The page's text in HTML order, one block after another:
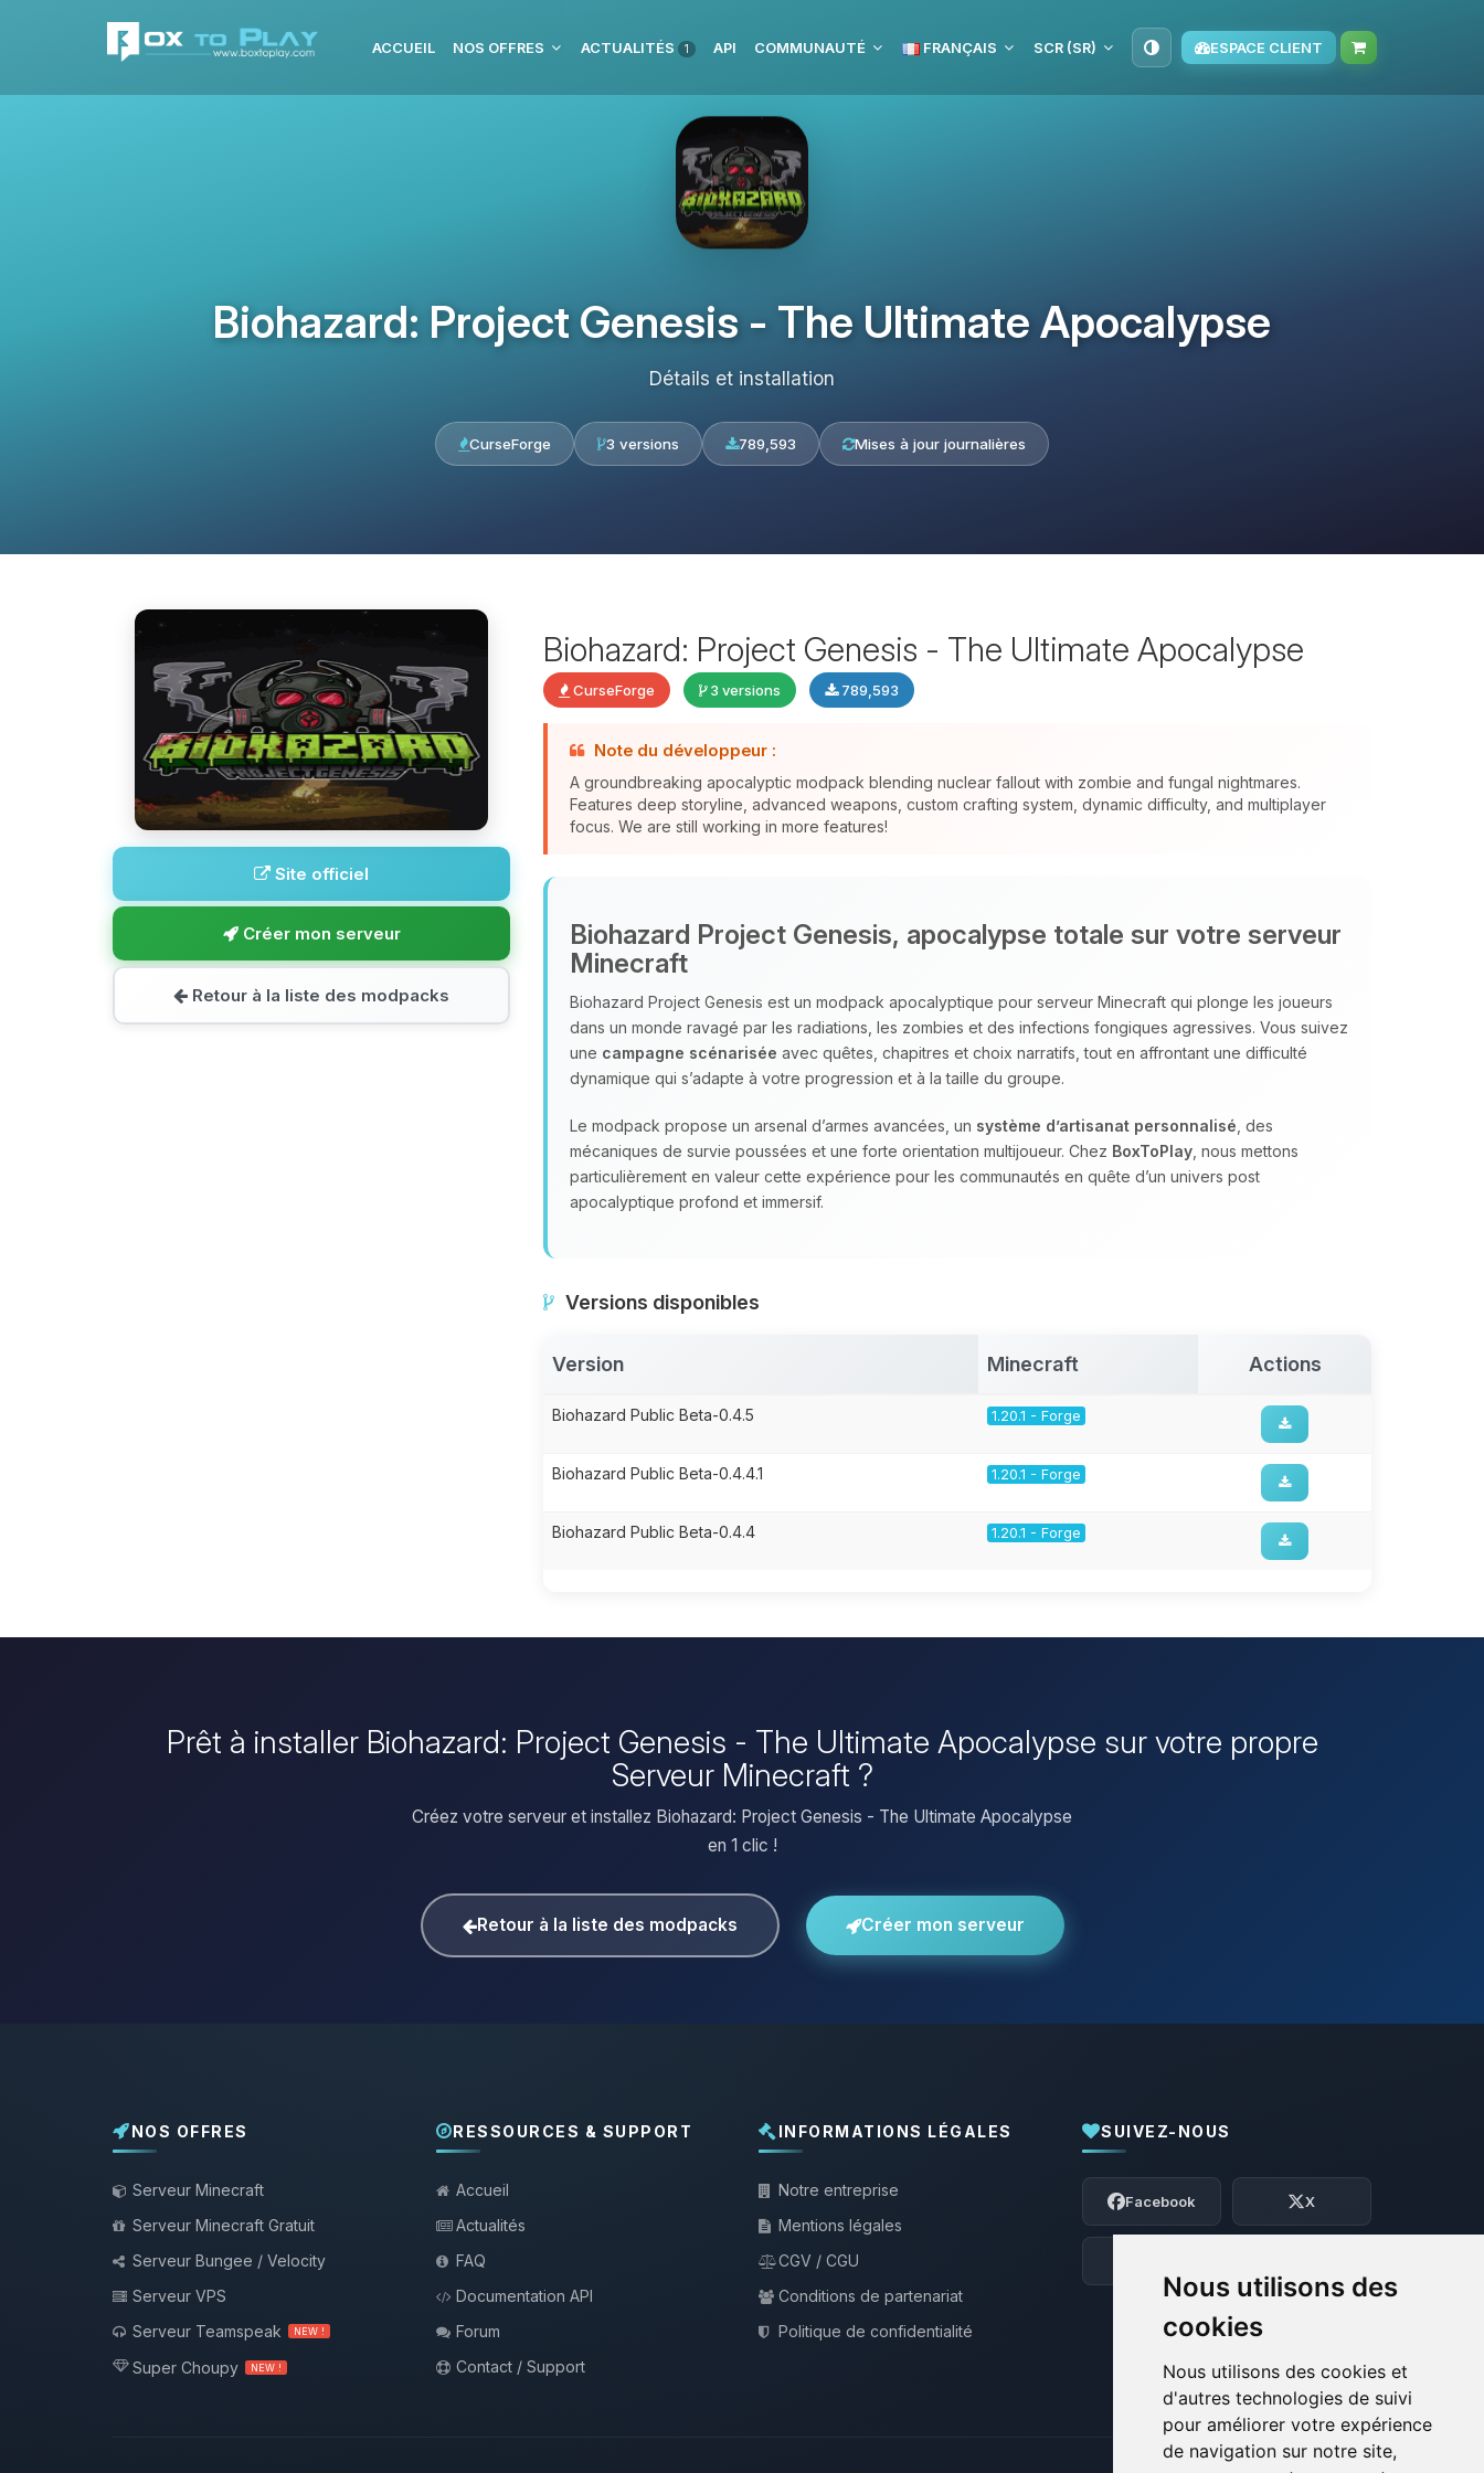
Nous utilisons des
cookies
Nous utilisons des cookies et
d'autres technologies de suivi
pour améliorer votre expérience
de navigation sur notre site,
ACCUEIL NOS OFFRES ACTUALITÉS 1 API COMMUNAUTÉ FRANÇAIS SCR (SR) ESPACE CLIENT
Biohazard: Project Genesis - The Ultimate Apocalypse
Détails et installation
CurseForge 3 versions 789,593 Mises à jour journalières
Site officiel
Créer mon serveur
Retour à la liste des modpacks
Biohazard: Project Genesis - The Ultimate Apocalypse
CurseForge 3 versions 789,593
Note du développeur :
A groundbreaking apocalyptic modpack blending nuclear fallout with zombie and fungal nightmares.
Features deep storyline, advanced weapons, custom crafting system, dynamic difficulty, and multiplayer
focus. We are still working in more features!
Biohazard Project Genesis, apocalypse totale sur votre serveur
Minecraft
Biohazard Project Genesis est un modpack apocalyptique pour serveur Minecraft qui plonge les joueurs
dans un monde ravagé par les radiations, les zombies et des infections fongiques agressives. Vous suivez
une campagne scénarisée avec quêtes, chapitres et choix narratifs, tout en affrontant une difficulté
dynamique qui s’adapte à votre progression et à la taille du groupe.
Le modpack propose un arsenal d’armes avancées, un système d’artisanat personnalisé , des
mécaniques de survie poussées et une forte orientation multijoueur. Chez BoxToPlay , nous mettons
particulièrement en valeur cette expérience pour les communautés en quête d’un univers post
apocalyptique profond et immersif.
Versions disponibles
Version Minecraft Actions
Biohazard Public Beta-0.4.5 1.20.1 - Forge
Biohazard Public Beta-0.4.4.1 1.20.1 - Forge
Biohazard Public Beta-0.4.4 1.20.1 - Forge
Prêt à installer Biohazard: Project Genesis - The Ultimate Apocalypse sur votre propre
Serveur Minecraft ?
Créez votre serveur et installez Biohazard: Project Genesis - The Ultimate Apocalypse
en 1 clic !
Retour à la liste des modpacks Créer mon serveur
NOS OFFRES
Serveur Minecraft
Serveur Minecraft Gratuit
Serveur Bungee / Velocity
Serveur VPS
Serveur Teamspeak
NEW !
Super Choupy NEW !
RESSOURCES & SUPPORT
Accueil
Actualités
FAQ
Documentation API
Forum
Contact / Support
INFORMATIONS LÉGALES
Notre entreprise
Mentions légales
CGV / CGU
Conditions de partenariat
Politique de confidentialité
SUIVEZ-NOUS
Facebook X
Youpi, enfin quelqu’un pour me parler !
Moi c’est Choupy, ton petit assistant
BoxToPlay. Dis-moi ce dont tu as besoin
et je vais remuer mes petits circuits
08/08/2026 à 01:42